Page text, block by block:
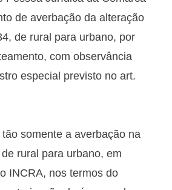
de averbação da alteração
de rural para urbano, por
com observância
especial previsto no art.
somente a averbação na
rural para urbano, em
INCRA, nos termos do